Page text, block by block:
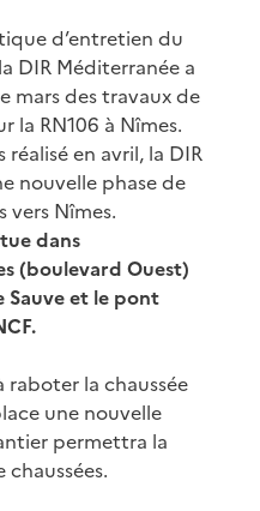
d’entretien du
DIR Méditerranée a
mars des travaux de
la RN106 à Nîmes.
réalisé en avril, la DIR
nouvelle phase de
vers Nîmes.
dans
(boulevard Ouest)
Sauve et le pont
raboter la chaussée
une nouvelle
permettra la